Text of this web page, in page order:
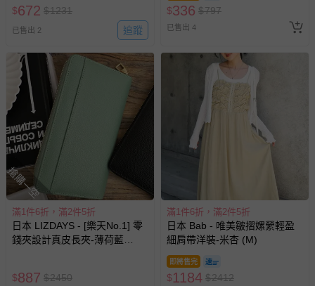
帶束縛衣、餐搖椅等）。
-其他原廠盒裝商品封口處已貼上「不可拆封」，或具警
示字句等說明貼紙、封條者。
國際航空、客運、訂房等服務。
相關的退換貨辦理流程，可詳見： 退換貨 & 退款問題
其他常見問題：
運送服務：目前提供的運送僅限台灣本島。如您位於離島地
區，可能會無法配送，或須依據商品需加收離島運費。廠商
亦保留出貨與否的權利。離島、偏遠地區、樓層親送等加價
費用，可能會另需加收。
商品實際的配達日期，可於訂單個人資料內的查詢訂單內，
已出貨通知之訊息為主。
如您收到商品，請依正常流程檢查是否完好，若商品遇瑕疵
情形，您可申請更換新品或退貨，請見：退貨的辦理流程
$672 $1231
已售出 2 追蹤
$336 $797
已售出 4
搶購一空
滿1件6折，滿2件5折
日本 LIZDAYS - [樂天No.1] 零
錢夾設計真皮長夾-薄荷藍
$887 $2450
滿1件6折，滿2件5折
日本 Bab - 唯美皺摺嫘縈輕盈
細肩帶洋裝-米杏 (M)
即將售完
$1184 $2412